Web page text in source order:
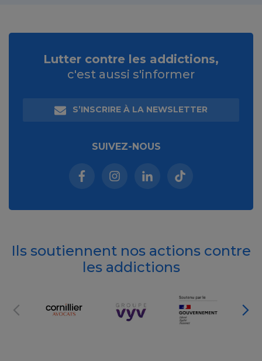
Lutter contre les addictions,
c'est aussi s'informer
S’INSCRIRE À LA NEWSLETTER
SUIVEZ-NOUS
Facebook (nouvelle fenêtre)
Instagram (nouvelle fenêtre)
Linkedin (nouvelle
Tiktok (nouvelle
Ils soutiennent nos actions contre
les addictions